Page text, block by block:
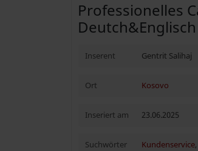
Professionelles
Deutch&Englisch
Inserent Gentrit Salihaj
Ort Kosovo
Inseriert am 23.06.2025
Suchwörter Kundenservice,